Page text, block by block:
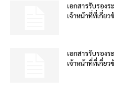
เอกสารรับรอง
เจ้าหน้าที่ที่เกี่ย
เอกสารรับรอง
เจ้าหน้าที่ที่เกี่ย